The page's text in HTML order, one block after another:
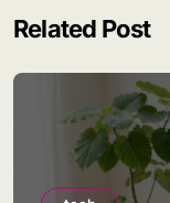
ョ
ン
Related Post